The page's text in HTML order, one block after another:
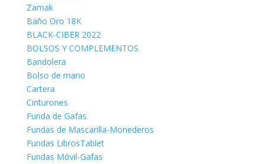
Zamak
Baño Oro 18K
BLACK-CIBER 2022
BOLSOS Y COMPLEMENTOS
Bandolera
Bolso de mano
Cartera
Cinturones
Funda de Gafas
Fundas de Mascarilla-Monederos
Fundas LibrosTablet
Fundas Móvil-Gafas